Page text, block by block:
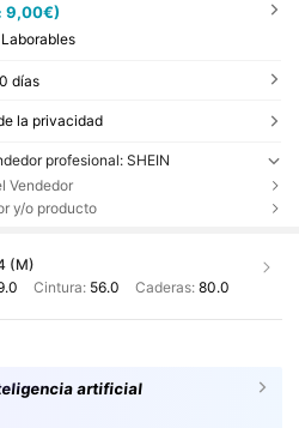
9,00€)
días
la privacidad
profesional: SHEIN
Vendedor
y/o producto
(M)
Cintura: 56.0 Caderas: 80.0
artificial